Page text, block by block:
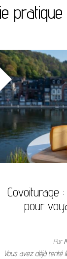
pratique
Covoiturage
pour
Par
Vous avez déjà tenté